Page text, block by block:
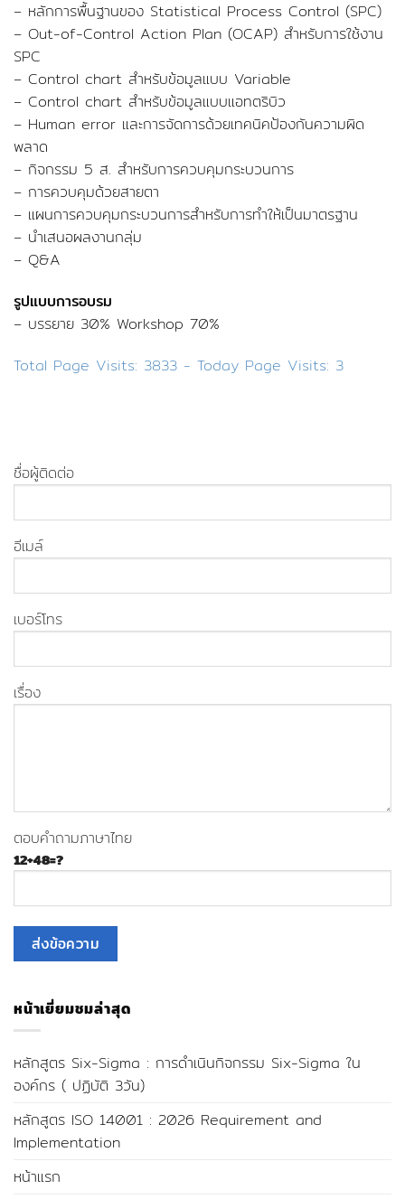
– หลักการพื้นฐานของ Statistical Process Control (SPC)
– Out-of-Control Action Plan (OCAP) สำหรับการใช้งาน
SPC
– Control chart สำหรับข้อมูลแบบ Variable
– Control chart สำหรับข้อมูลแบบแอทตริบิว
– Human error และการจัดการด้วยเทคนิคป้องกันความผิด
พลาด
– กิจกรรม 5 ส. สำหรับการควบคุมกระบวนการ
– การควบคุมด้วยสายตา
– แผนการควบคุมกระบวนการสำหรับการทำให้เป็นมาตรฐาน
– นำเสนอผลงานกลุ่ม
– Q&A
รูปแบบการอบรม
– บรรยาย 30% Workshop 70%
Total Page Visits: 3833 - Today Page Visits: 3
ชื่อผู้ติดต่อ
อีเมล์
เบอร์โทร
เรื่อง
ตอบคำถามภาษาไทย
12+48=?
หน้าเยี่ยมชมล่าสุด
หลักสูตร Six-Sigma : การดำเนินกิจกรรม Six-Sigma ใน
องค์กร ( ปฏิบัติ 3วัน)
หลักสูตร ISO 14001 : 2026 Requirement and
Implementation
หน้าแรก